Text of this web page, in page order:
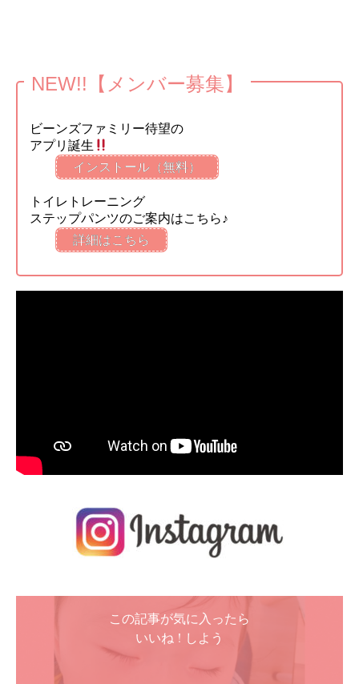
NEW!!【メンバー募集】
ビーンズファミリー待望の
アプリ誕生
インストール（無料）
トイレトレーニング
ステップパンツのご案内はこちら♪
詳細はこちら
この記事が気に入ったら
いいね ! しよう